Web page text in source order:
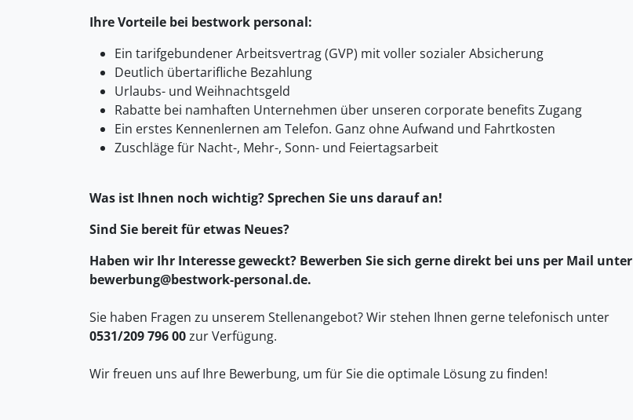
Ihre Vorteile bei bestwork personal:
Ein tarifgebundener Arbeitsvertrag (GVP) mit voller sozialer Absicherung
Deutlich übertarifliche Bezahlung
Urlaubs- und Weihnachtsgeld
Rabatte bei namhaften Unternehmen über unseren corporate benefits Zugang
Ein erstes Kennenlernen am Telefon. Ganz ohne Aufwand und Fahrtkosten
Zuschläge für Nacht-, Mehr-, Sonn- und Feiertagsarbeit
Was ist Ihnen noch wichtig? Sprechen Sie uns darauf an!
Sind Sie bereit für etwas Neues?
Haben wir Ihr Interesse geweckt? Bewerben Sie sich gerne direkt bei uns per Mail unter
bewerbung@bestwork-personal.de.
Sie haben Fragen zu unserem Stellenangebot? Wir stehen Ihnen gerne telefonisch unter
0531/209 796 00zur Verfügung.
Wir freuen uns auf Ihre Bewerbung, um für Sie die optimale Lösung zu finden!